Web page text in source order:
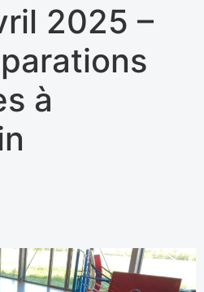
2025 –
à